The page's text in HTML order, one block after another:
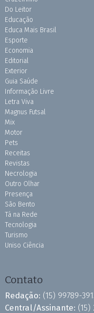
Do Leitor
Educação
Educa Mais Brasil
Esporte
Economia
Editorial
Exterior
Guia Saúde
Informação Livre
Letra Viva
Magnus Futsal
Mix
Motor
Pets
Receitas
Revistas
Necrologia
Outro Olhar
Presença
São Bento
Tá na Rede
Tecnologia
Turismo
Uniso Ciência
Contato
Redação: (15) 99789-
Central/Assinante: (15)